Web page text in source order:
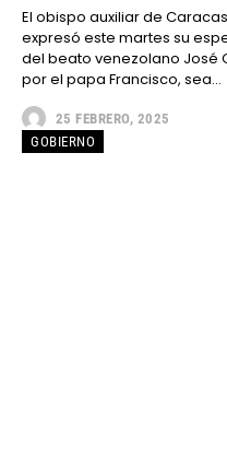
El obispo auxiliar de
expresó este martes su
del beato venezolano José
por el papa Francisco, sea...
25 FEBRERO, 2025
GOBIERNO